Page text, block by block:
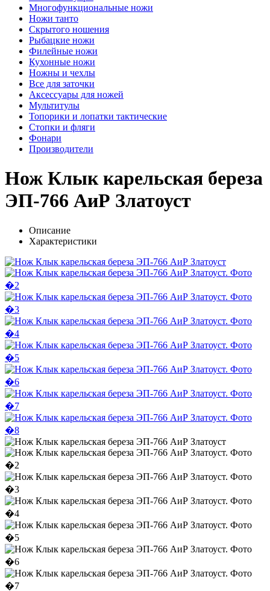
Многофункциональные ножи
Ножи танто
Скрытого ношения
Рыбацкие ножи
Филейные ножи
Кухонные ножи
Ножны и чехлы
Все для заточки
Аксессуары для ножей
Мультитулы
Топорики и лопатки тактические
Стопки и фляги
Фонари
Производители
Нож Клык карельская береза
ЭП-766 АиР Златоуст
Описание
Характеристики